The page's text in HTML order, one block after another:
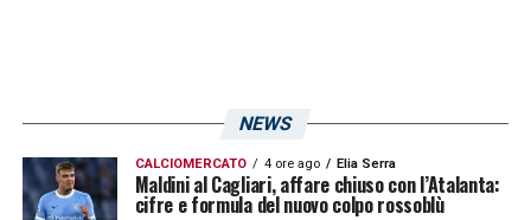
NEWS
CALCIOMERCATO 4 ore ago Elia Serra
Maldini al Cagliari, affare chiuso con l’Atalanta:
cifre e formula del nuovo colpo rossoblù